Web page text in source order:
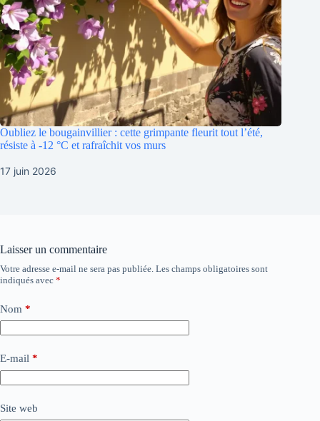
Oubliez le bougainvillier : cette grimpante fleurit tout l’été,
résiste à -12 °C et rafraîchit vos murs
17 juin 2026
Laisser un commentaire
Votre adresse e-mail ne sera pas publiée. Les champs obligatoires sont
indiqués avec *
Nom *
E-mail *
Site web